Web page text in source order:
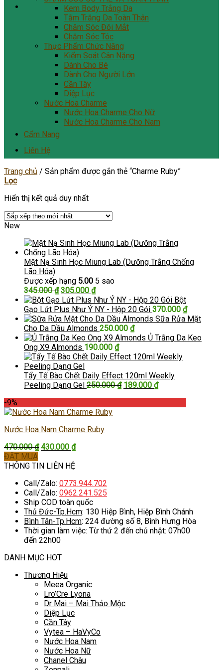
Kem Body Trắng Da
Tắm Trắng Da Toàn Thân
Chăm Sóc Đôi Mắt
Chăm Sóc Tóc
Thực Phẩm Chức Năng
Kiểm Soát Cân Nặng
Dành Cho Bé
Dành Cho Người Lớn
Cần Tây
Diệp Lục
Nước Hoa Charme
Nước Hoa Charme Cho Nữ
Nước Hoa Charme Cho Nam
Cẩm Nang
Liên Hệ
Trang chủ / Sản phẩm được gắn thẻ “Charme Ruby”
Lọc
Hiển thị kết quả duy nhất
New
Mặt Nạ Sinh Học Miung Lab (Dưỡng Trắng Chống
Lão Hóa)
Được xếp hạng 5.00 5 sao
345.000₫ Giá
gốc
là:
345.000 ₫.
305.000 ₫Giá
hiện
tại
là:
305.000 ₫.
Bột
Gạo Lứt Plus Như Ý NY - Hộp 20 Gói 370.000 ₫
Sữa Rửa Mặt
Cho Da Dầu Almonds 250.000 ₫
Ủ Trắng Da Keo
Ong X9 Almonds 190.000 ₫
Tẩy Tế Bào Chết Daily Effect 120ml Weekly
Peeling Dạng Gel 250.000₫ Giá
189.000 ₫Giá
-9%
Nước Hoa Nam Charme Ruby
470.000₫ Giá
là:
430.000 ₫Giá
430.000 ₫.
ĐẶT MUA
THÔNG TIN LIÊN HỆ
Call/Zalo: 0773.944.702
Call/Zalo: 0962.241.525
Ship COD toàn quốc
Thủ Đức-Tp.Hcm: 130 Hiệp Bình, Hiệp Bình Chánh
Bình Tân-Tp.Hcm: 224 đường số 8, Bình Hưng Hòa
Thời gian làm việc: Từ thứ 2 đến chủ nhật: 07h00
đến 22h00
DANH MỤC HOT
Thương Hiệu
Meea Organic
Lro’Cre Lyona
Dr Mai – Mai Thảo Mộc
Diệp Lục
Cần Tây
Vytea – HaVyCo
Nước Hoa Nam
Nước Hoa Nữ
Chanel Châu